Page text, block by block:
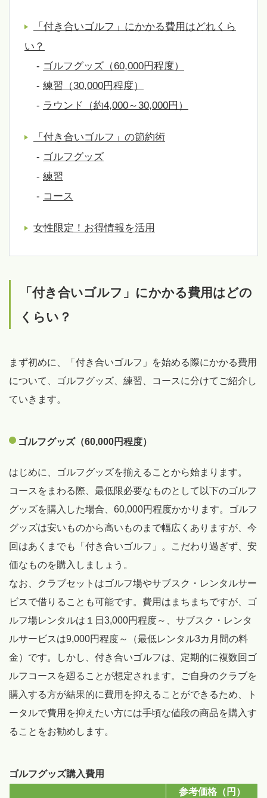
「付き合いゴルフ」にかかる費用はどれくら
い？
- ゴルフグッズ（60,000円程度）
- 練習（30,000円程度）
- ラウンド（約4,000～30,000円）
「付き合いゴルフ」の節約術
- ゴルフグッズ
- 練習
- コース
女性限定！お得情報を活用
「付き合いゴルフ」にかかる費用はどの
くらい？
まず初めに、「付き合いゴルフ」を始める際にかかる費用
について、ゴルフグッズ、練習、コースに分けてご紹介し
ていきます。
ゴルフグッズ（60,000円程度）
はじめに、ゴルフグッズを揃えることから始まります。
コースをまわる際、最低限必要なものとして以下のゴルフ
グッズを購入した場合、60,000円程度かかります。ゴルフ
グッズは安いものから高いものまで幅広くありますが、今
回はあくまでも「付き合いゴルフ」。こだわり過ぎず、安
価なものを購入しましょう。
なお、クラブセットはゴルフ場やサブスク・レンタルサー
ビスで借りることも可能です。費用はまちまちですが、ゴ
ルフ場レンタルは１日3,000円程度～、サブスク・レンタ
ルサービスは9,000円程度～（最低レンタル3カ月間の料
金）です。しかし、付き合いゴルフは、定期的に複数回ゴ
ルフコースを廻ることが想定されます。ご自身のクラブを
購入する方が結果的に費用を抑えることができるため、ト
ータルで費用を抑えたい方には手頃な値段の商品を購入す
ることをお勧めします。
ゴルフグッズ購入費用
参考価格（円）